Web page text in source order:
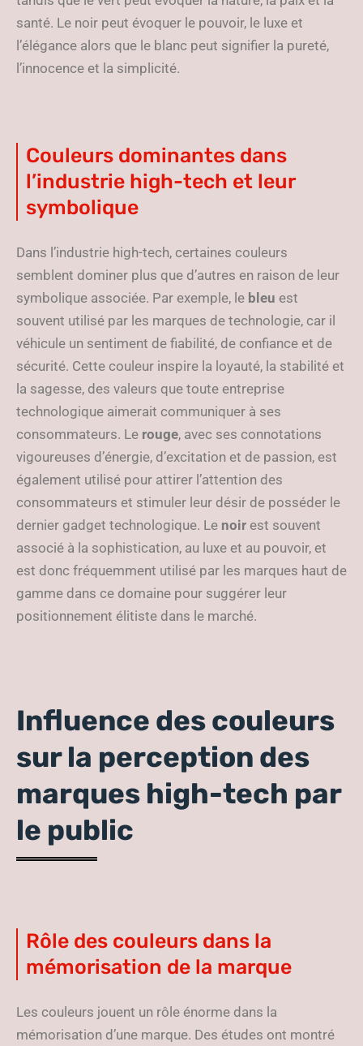
santé. Le noir peut évoquer le pouvoir, le luxe et
l’élégance alors que le blanc peut signifier la pureté,
l’innocence et la simplicité.
Couleurs dominantes dans
l’industrie high-tech et leur
symbolique
Dans l’industrie high-tech, certaines couleurs
semblent dominer plus que d’autres en raison de leur
symbolique associée. Par exemple, le bleu est
souvent utilisé par les marques de technologie, car il
véhicule un sentiment de fiabilité, de confiance et de
sécurité. Cette couleur inspire la loyauté, la stabilité et
la sagesse, des valeurs que toute entreprise
technologique aimerait communiquer à ses
consommateurs. Le rouge, avec ses connotations
vigoureuses d’énergie, d’excitation et de passion, est
également utilisé pour attirer l’attention des
consommateurs et stimuler leur désir de posséder le
dernier gadget technologique. Le noir est souvent
associé à la sophistication, au luxe et au pouvoir, et
est donc fréquemment utilisé par les marques haut de
gamme dans ce domaine pour suggérer leur
positionnement élitiste dans le marché.
Influence des couleurs
sur la perception des
marques high-tech par
le public
Rôle des couleurs dans la
mémorisation de la marque
Les couleurs jouent un rôle énorme dans la
mémorisation d’une marque. Des études ont montré